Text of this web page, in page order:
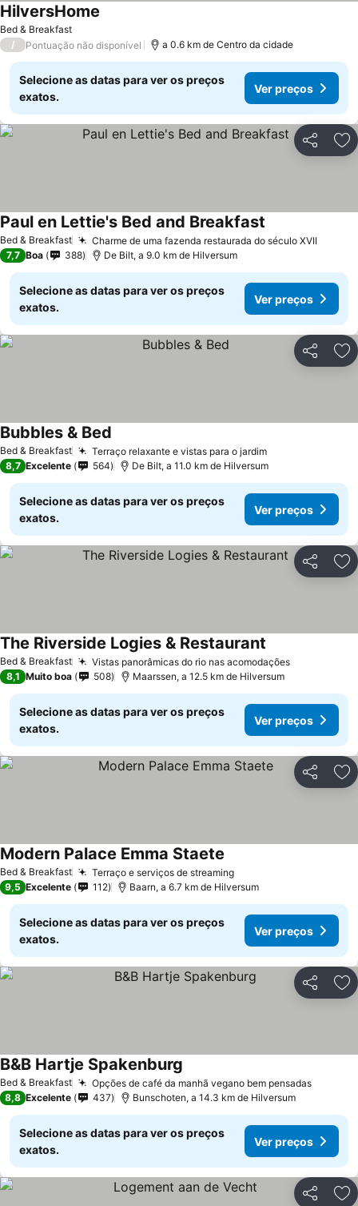
Bed & Breakfast
HilversHome
/ Pontuação não disponível a 0.6 km de Centro da cidade
Selecione as datas para ver os preços
exatos.
Ver preços
Partilhar
Bed & Breakfast Charme de uma fazenda restaurada do século XVII
Paul en Lettie's Bed and Breakfast
7,7 Boa 388 De Bilt, a 9.0 km de Hilversum
Selecione as datas para ver os preços
exatos.
Ver preços
Partilhar
Bed & Breakfast Terraço relaxante e vistas para o jardim
Bubbles & Bed
8,7 Excelente 564 De Bilt, a 11.0 km de Hilversum
Selecione as datas para ver os preços
exatos.
Ver preços
Partilhar
Bed & Breakfast Vistas panorâmicas do rio nas acomodações
The Riverside Logies & Restaurant
8,1 Muito boa 508 Maarssen, a 12.5 km de Hilversum
Selecione as datas para ver os preços
exatos.
Ver preços
Partilhar
Bed & Breakfast Terraço e serviços de streaming
Modern Palace Emma Staete
9,5 Excelente 112 Baarn, a 6.7 km de Hilversum
Selecione as datas para ver os preços
exatos.
Ver preços
Partilhar
Bed & Breakfast Opções de café da manhã vegano bem pensadas
B&B Hartje Spakenburg
8,8 Excelente 437 Bunschoten, a 14.3 km de Hilversum
Selecione as datas para ver os preços
exatos.
Ver preços
Partilhar